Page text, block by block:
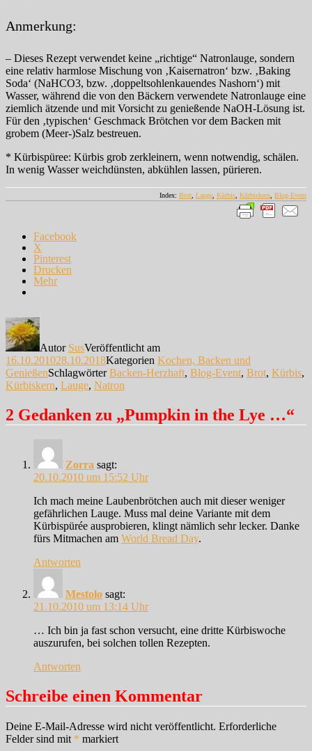
Anmerkung:
– Dieses Rezept verwendet keine „richtige“ Natronlauge, sondern
eine relativ harmlose Mischung von ‚Kaisernatron‘ bzw. ‚Baking
Soda‘ (NaHCO3, bzw. ‚doppeltsohlenkauendes Nashorn‘) mit
Wasser, während die von den Bäckern verwendete Natronlauge eine
ziemlich ätzende und mit Vorsicht zu genießende NaOH-Lösung ist.
Für den ‚typischen‘ Geschmack Brötchen vor dem Backen mit
grobem (Meer-)Salz bestreuen.
* Kürbispüree: Kürbis grob zerkleinern, wenn notwendig, schälen.
In wenig Wasser weichdünsten, abkühlen lassen, pürieren.
Index: Brot, Lauge, Kürbis, Kürbiskern, Blog-Event
Facebook
X
Pinterest
Drucken
Mehr
Autor SusVeröffentlicht am
16.10.201028.10.2018Kategorien Kochen, Backen und
GenießenSchlagwörterBacken-Herzhaft, Blog-Event, Brot, Kürbis,
Kürbiskern, Lauge, Natron
2 Gedanken zu „Pumpkin in the Lye …“
Zorra sagt:
20.10.2010 um 15:52 Uhr
Ich mach meine Laubenbrötchen auch mit dieser weniger
gefährlichen Lauge. Muss mal deine Variante mit dem
Kürbispürée ausprobieren, klingt nämlich sehr lecker. Danke
fürs Mitmachen am World Bread Day.
Antworten
Mestolo sagt:
21.10.2010 um 13:14 Uhr
… Ich bin ja fast schon versucht, eine dritte Kürbiswoche
auszurufen, bei solchen tollen Rezepten.
Antworten
Schreibe einen Kommentar
Deine E-Mail-Adresse wird nicht veröffentlicht. Erforderliche
Felder sind mit * markiert